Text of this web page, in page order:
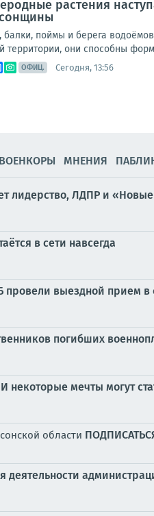
растения
балки, поймы и берега
территории, они способны
ОФИЦ. Сегодня, 13:56
ВОЕНКОРЫ МНЕНИЯ
лидерство, ЛДПР и
в сети навсегда
провели выездной прием в
погибших
некоторые мечты могут
области
деятельности